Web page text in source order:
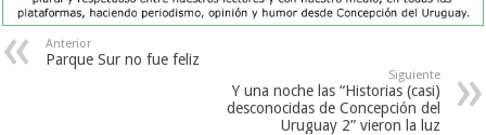
Anterior
Parque Sur no fue feliz
Siguiente
Y una noche las “Historias (casi)
desconocidas de Concepción del
Uruguay 2” vieron la luz